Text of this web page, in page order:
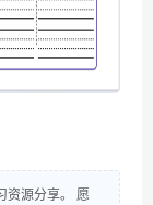
资源分享。 愿